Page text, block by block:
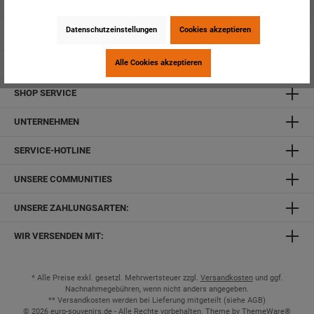
SICHERHEIT & NACHHALTIGKEIT
SHOP SERVICE
UNTERNEHMEN
SERVICE-HOTLINE
UNSERE COMMUNITIES
UNSERE ZAHLUNGSARTEN:
WIR VERSENDEN MIT:
* Alle Preise exkl. gesetzl. Mehrwertsteuer zzgl. Versandkostenund ggf.
Nachnahmegebühren, wenn nicht anders angegeben.
** Versandkosten werden bei Lieferung mitgeteilt (siehe AGB)
© 2026 euro-souvenirs.de - Alle Rechte vorbehalten. Theme by ThemeWare®
Datenschutzeinstellungen Cookies akzeptieren
Alle Cookies akzeptieren